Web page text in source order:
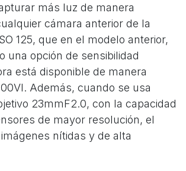
más luz de manera
cámara anterior de la
125, que en el modelo anterior,
una opción de sensibilidad
está disponible de manera
Además, cuando se usa
23mmF2.0, con la capacidad
de mayor resolución, el
nítidas y de alta